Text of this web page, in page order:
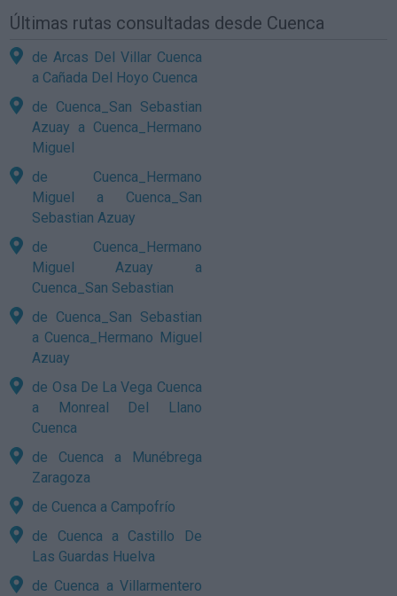
Últimas rutas consultadas desde Cuenca
de Arcas Del Villar Cuenca
a Cañada Del Hoyo Cuenca
de Cuenca_San Sebastian
Azuay a Cuenca_Hermano
Miguel
de Cuenca_Hermano
Miguel a Cuenca_San
Sebastian Azuay
de Cuenca_Hermano
Miguel Azuay a
Cuenca_San Sebastian
de Cuenca_San Sebastian
a Cuenca_Hermano Miguel
Azuay
de Osa De La Vega Cuenca
a Monreal Del Llano
Cuenca
de Cuenca a Munébrega
Zaragoza
de Cuenca a Campofrío
de Cuenca a Castillo De
Las Guardas Huelva
de Cuenca a Villarmentero